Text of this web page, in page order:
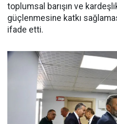
toplumsal barışın ve
güçlenmesine katkı
ifade etti.